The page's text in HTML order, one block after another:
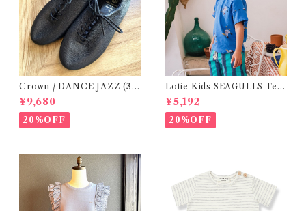
Crown / DANCE JAZZ (3:2
2cm / 6:24-24,5 ) Black
¥9,680
20%OFF
Lotie Kids SEAGULLS Tee
(12m- 8Y)
¥5,192
20%OFF